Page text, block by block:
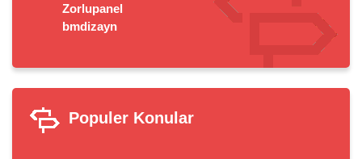
Zorlupanel
bmdizayn
Populer Konular